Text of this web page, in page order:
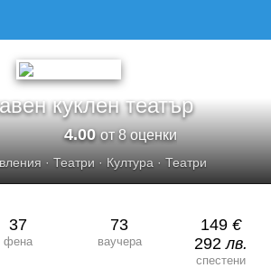
куклен театър
4.00от 8 оценки
· Театри · Култура · Театри
37
фена
73
ваучера
149 €
292лв.
спестени